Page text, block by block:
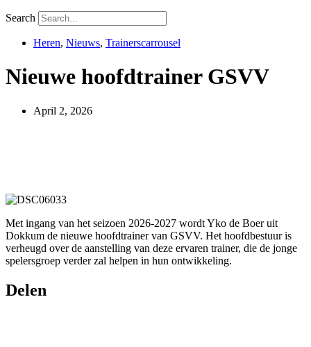
Search
Heren, Nieuws, Trainerscarrousel
Nieuwe hoofdtrainer GSVV
April 2, 2026
Met ingang van het seizoen 2026-2027 wordt Yko de Boer uit
Dokkum de nieuwe hoofdtrainer van GSVV. Het hoofdbestuur is
verheugd over de aanstelling van deze ervaren trainer, die de jonge
spelersgroep verder zal helpen in hun ontwikkeling.
Delen